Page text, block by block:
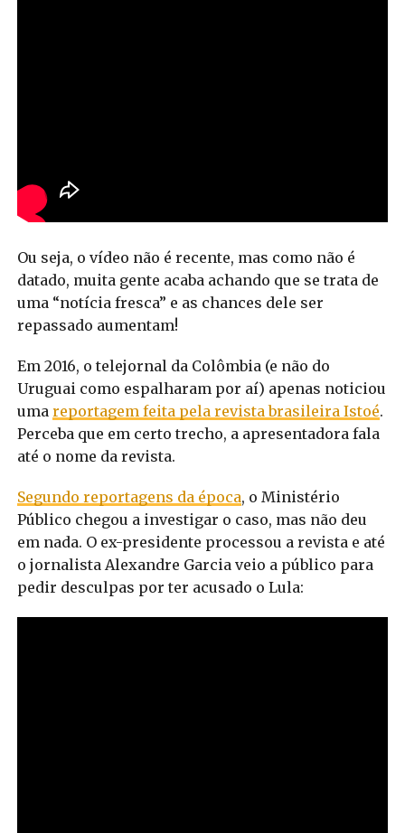
Ou seja, o vídeo não é recente, mas como não é
datado, muita gente acaba achando que se trata de
uma “notícia fresca” e as chances dele ser
repassado aumentam!
Em 2016, o telejornal da Colômbia (e não do
Uruguai como espalharam por aí) apenas noticiou
uma reportagem feita pela revista brasileira Istoé.
Perceba que em certo trecho, a apresentadora fala
até o nome da revista.
Segundo reportagens da época, o Ministério
Público chegou a investigar o caso, mas não deu
em nada. O ex-presidente processou a revista e até
o jornalista Alexandre Garcia veio a público para
pedir desculpas por ter acusado o Lula: